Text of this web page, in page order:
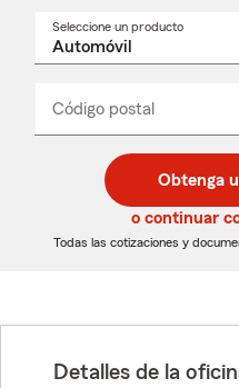
Seleccione un producto
Código postal
de
5
dígitos
de
5
dígitos
_____
Obtenga
o continuar
Todas las cotizaciones y
Detalles de la